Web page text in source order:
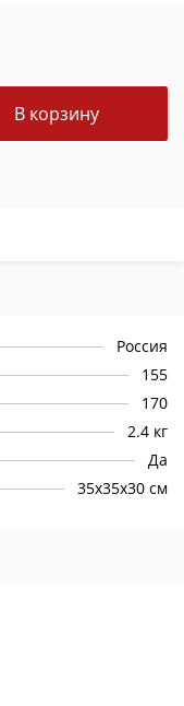
В корзину
Россия
155
170
2.4 кг
Да
35х35х30 см